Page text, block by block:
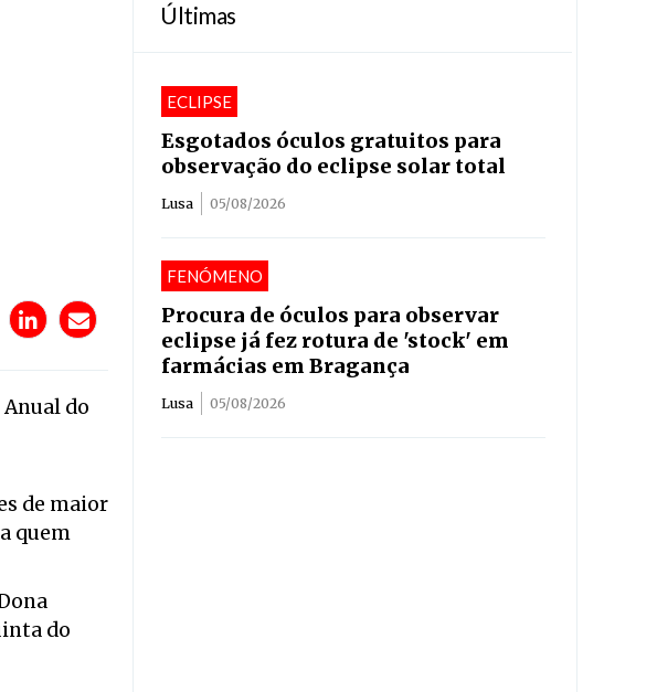
do
de maior
quem
do
Últimas
ECLIPSE
Esgotados óculos gratuitos para
observação do eclipse solar total
Lusa 05/08/2026
FENÓMENO
Procura de óculos para observar
eclipse já fez rotura de 'stock' em
farmácias em Bragança
Lusa 05/08/2026